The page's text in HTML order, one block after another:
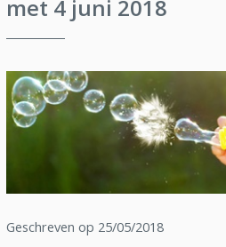
met 4 juni 2018
Geschreven op 25/05/2018